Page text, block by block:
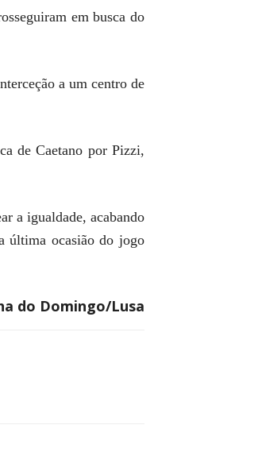
em busca do
a um centro de
de Caetano por Pizzi,
a igualdade, acabando
última ocasião do jogo
do Domingo/Lusa